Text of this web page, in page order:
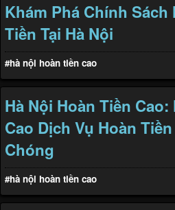
Khám Phá Chính Sách
Tiền Tại Hà Nội
#hà nội hoàn tiền cao
Hà Nội Hoàn Tiền Cao:
Cao Dịch Vụ Hoàn
Chóng
#hà nội hoàn tiền cao